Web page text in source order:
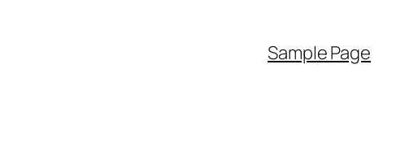
Sample Page